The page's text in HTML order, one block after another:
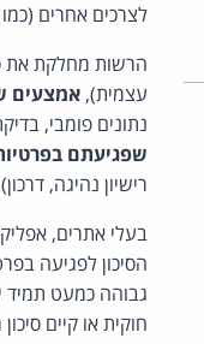
לצרכים אחרים
הרשות מחלקת את
עצמית), אמצעים
נתונים פומבי,
שפגיעתם
רישיון נהיגה,
בעלי אתרים,
הסיכון לפגיעה
גבוהה כמעט תמיד
חוקית או קיים